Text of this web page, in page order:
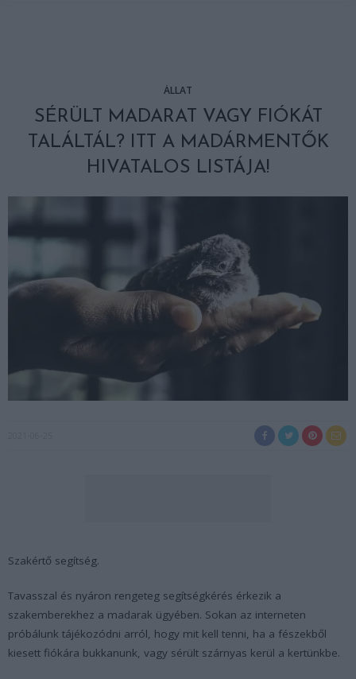
ÁLLAT
SÉRÜLT MADARAT VAGY FIÓKÁT
TALÁLTÁL? ITT A MADÁRMENTŐK
HIVATALOS LISTÁJA!
Szakértő segítség.
Tavasszal és nyáron rengeteg segítségkérés érkezik a
szakemberekhez a madarak ügyében. Sokan az interneten
próbálunk tájékozódni arról, hogy mit kell tenni, ha a fészekből
kiesett fiókára bukkanunk, vagy sérült szárnyas kerül a kertünkbe.